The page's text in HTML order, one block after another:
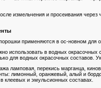
измельчения и просеивания
применяются в ос-новном для
использовать в водных
для водных окрасочных
ламповая, перекись марганца,
лимонный, оранжевый, алый и
клеевых и эмульсионных составах.